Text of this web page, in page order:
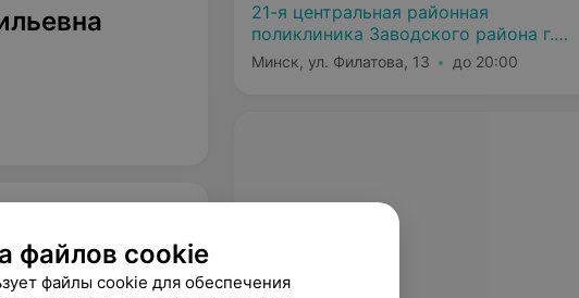
21-я центральная районная
поликлиника Заводского района г.
Минска
Минск, ул. Филатова, 13 до 20:00
файлов cookie
файлы cookie для обеспечения